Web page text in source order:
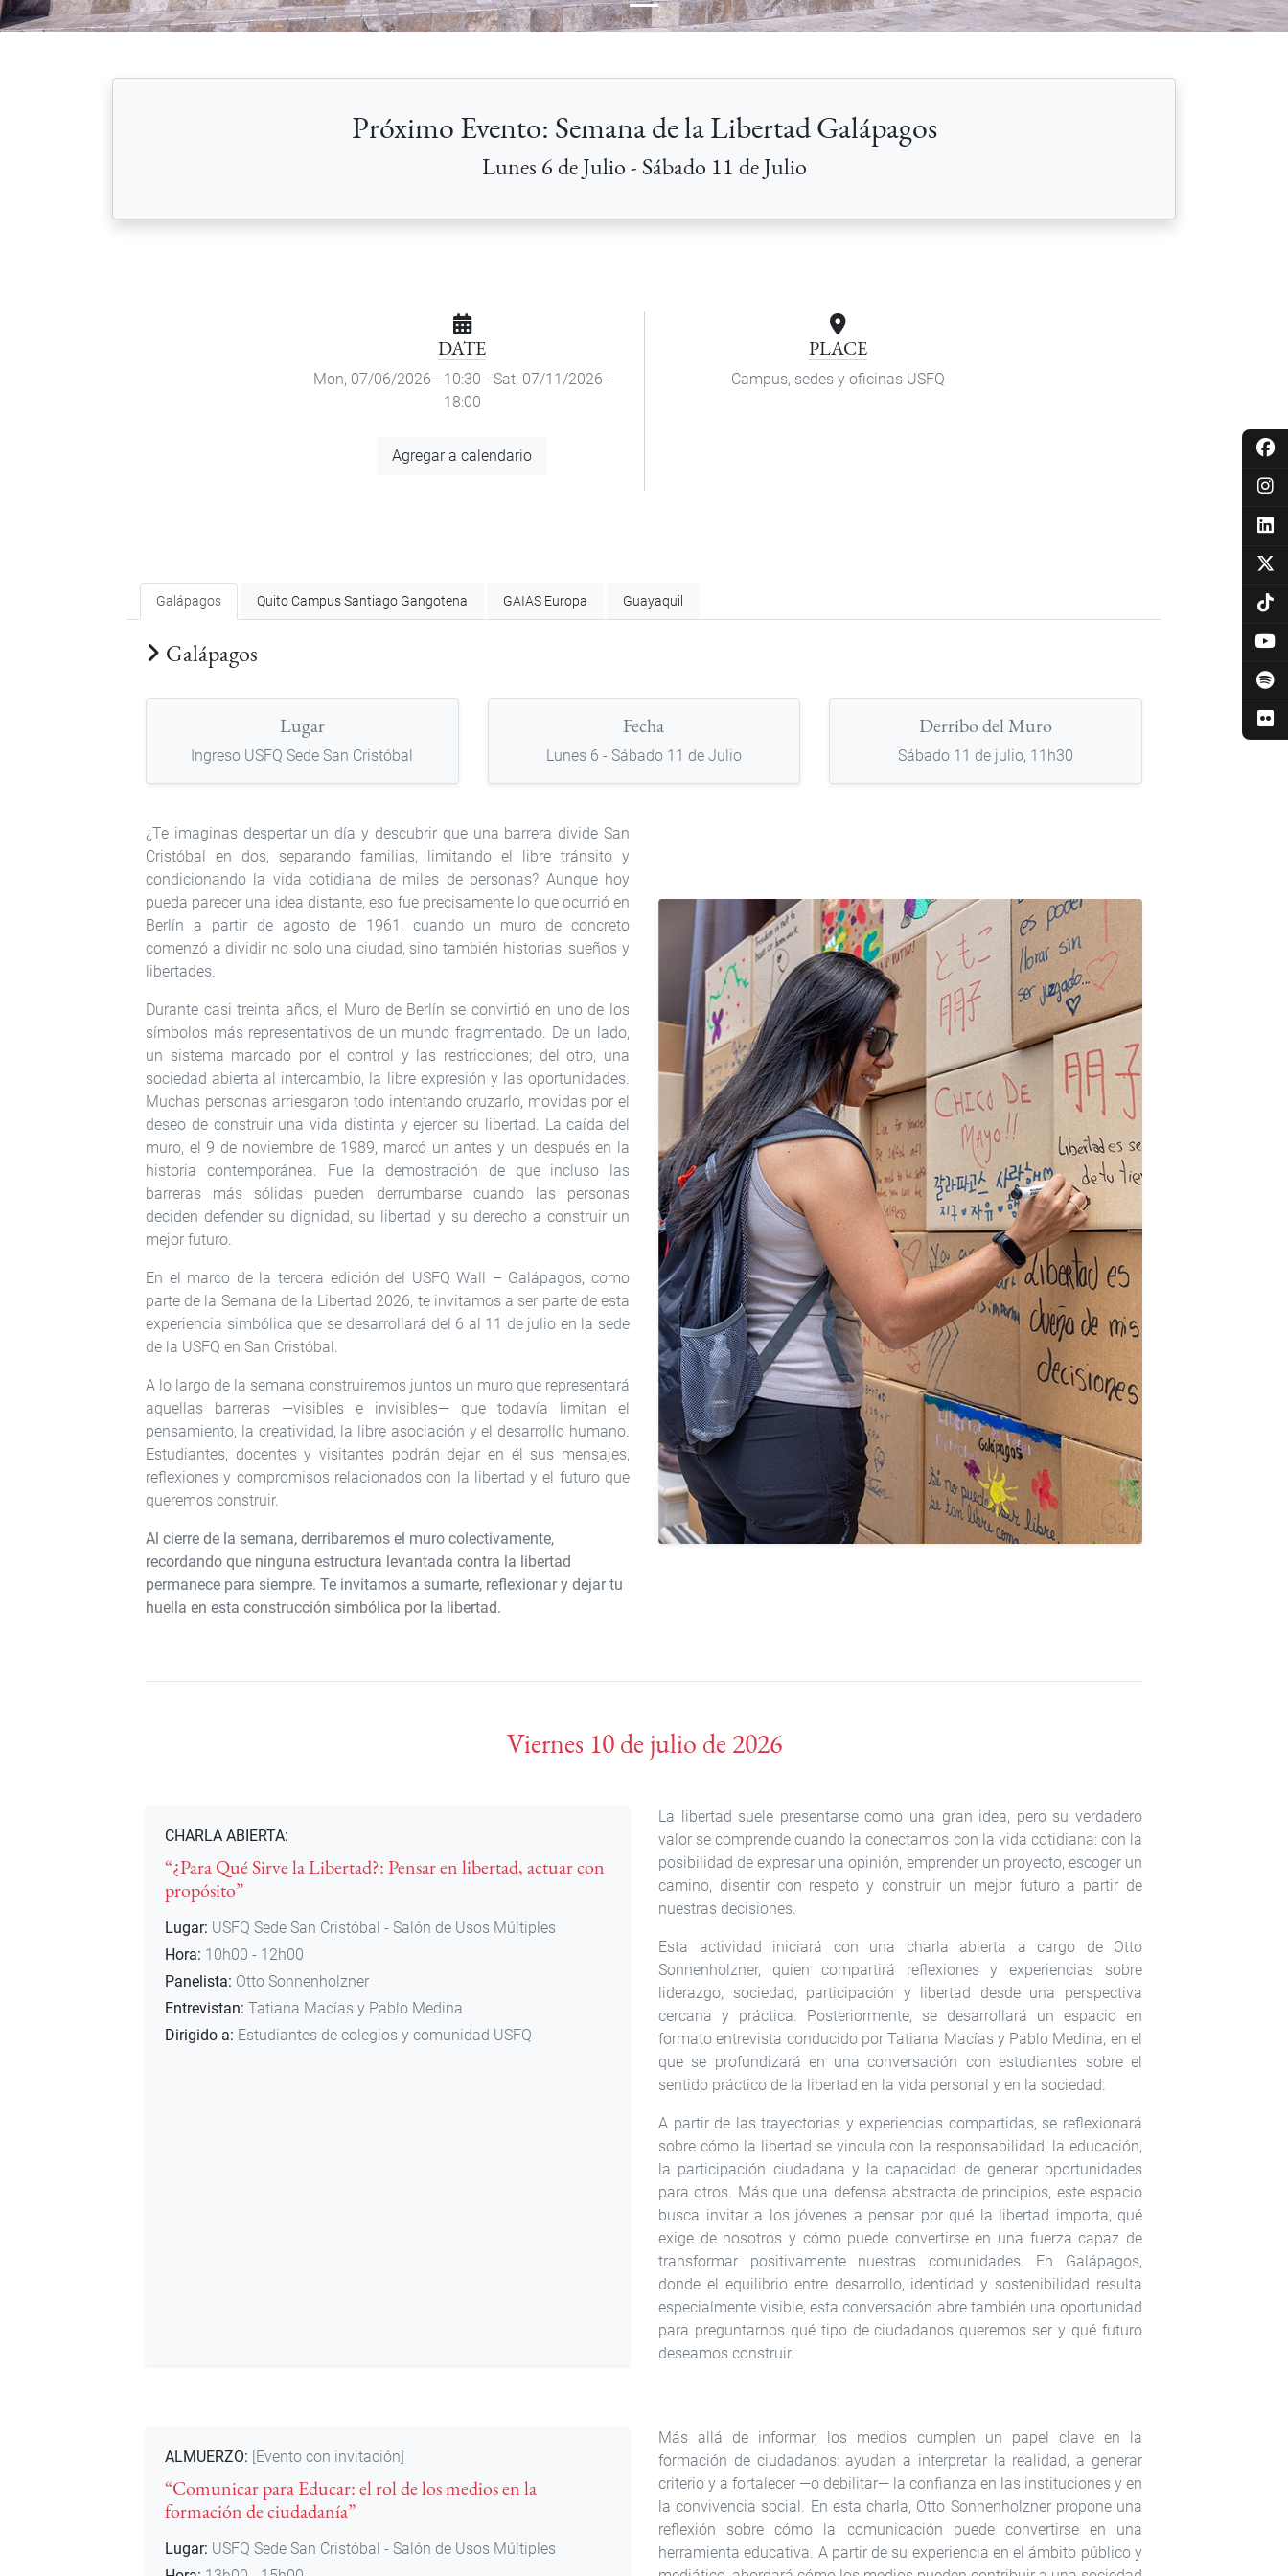
Próximo Evento: Semana de la Libertad Galápagos
Lunes 6 de Julio - Sábado 11 de Julio
DATE
Mon, 07/06/2026 - 10:30 - Sat, 07/11/2026 -
18:00
Agregar a calendario
PLACE
Campus, sedes y oficinas USFQ
Galápagos Quito Campus Santiago Gangotena GAIAS Europa Guayaquil
Galápagos
Lugar
Ingreso USFQ Sede San Cristóbal
Fecha
Lunes 6 - Sábado 11 de Julio
Derribo del Muro
Sábado 11 de julio, 11h30
¿Te imaginas despertar un día y descubrir que una barrera divide San
Cristóbal en dos, separando familias, limitando el libre tránsito y
condicionando la vida cotidiana de miles de personas? Aunque hoy
pueda parecer una idea distante, eso fue precisamente lo que ocurrió en
Berlín a partir de agosto de 1961, cuando un muro de concreto
comenzó a dividir no solo una ciudad, sino también historias, sueños y
libertades.
Durante casi treinta años, el Muro de Berlín se convirtió en uno de los
símbolos más representativos de un mundo fragmentado. De un lado,
un sistema marcado por el control y las restricciones; del otro, una
sociedad abierta al intercambio, la libre expresión y las oportunidades.
Muchas personas arriesgaron todo intentando cruzarlo, movidas por el
deseo de construir una vida distinta y ejercer su libertad. La caída del
muro, el 9 de noviembre de 1989, marcó un antes y un después en la
historia contemporánea. Fue la demostración de que incluso las
barreras más sólidas pueden derrumbarse cuando las personas
deciden defender su dignidad, su libertad y su derecho a construir un
mejor futuro.
En el marco de la tercera edición del USFQ Wall – Galápagos, como
parte de la Semana de la Libertad 2026, te invitamos a ser parte de esta
experiencia simbólica que se desarrollará del 6 al 11 de julio en la sede
de la USFQ en San Cristóbal.
A lo largo de la semana construiremos juntos un muro que representará
aquellas barreras —visibles e invisibles— que todavía limitan el
pensamiento, la creatividad, la libre asociación y el desarrollo humano.
Estudiantes, docentes y visitantes podrán dejar en él sus mensajes,
reflexiones y compromisos relacionados con la libertad y el futuro que
queremos construir.
Al cierre de la semana, derribaremos el muro colectivamente,
recordando que ninguna estructura levantada contra la libertad
permanece para siempre. Te invitamos a sumarte, reflexionar y dejar tu
huella en esta construcción simbólica por la libertad.
Viernes 10 de julio de 2026
CHARLA ABIERTA:
“¿Para Qué Sirve la Libertad?: Pensar en libertad, actuar con
propósito”
Lugar: USFQ Sede San Cristóbal - Salón de Usos Múltiples
Hora: 10h00 - 12h00
Panelista: Otto Sonnenholzner
Entrevistan: Tatiana Macías y Pablo Medina
Dirigido a: Estudiantes de colegios y comunidad USFQ
La libertad suele presentarse como una gran idea, pero su verdadero
valor se comprende cuando la conectamos con la vida cotidiana: con la
posibilidad de expresar una opinión, emprender un proyecto, escoger un
camino, disentir con respeto y construir un mejor futuro a partir de
nuestras decisiones.
Esta actividad iniciará con una charla abierta a cargo de Otto
Sonnenholzner, quien compartirá reflexiones y experiencias sobre
liderazgo, sociedad, participación y libertad desde una perspectiva
cercana y práctica. Posteriormente, se desarrollará un espacio en
formato entrevista conducido por Tatiana Macías y Pablo Medina, en el
que se profundizará en una conversación con estudiantes sobre el
sentido práctico de la libertad en la vida personal y en la sociedad.
A partir de las trayectorias y experiencias compartidas, se reflexionará
sobre cómo la libertad se vincula con la responsabilidad, la educación,
la participación ciudadana y la capacidad de generar oportunidades
para otros. Más que una defensa abstracta de principios, este espacio
busca invitar a los jóvenes a pensar por qué la libertad importa, qué
exige de nosotros y cómo puede convertirse en una fuerza capaz de
transformar positivamente nuestras comunidades. En Galápagos,
donde el equilibrio entre desarrollo, identidad y sostenibilidad resulta
especialmente visible, esta conversación abre también una oportunidad
para preguntarnos qué tipo de ciudadanos queremos ser y qué futuro
deseamos construir.
ALMUERZO: [Evento con invitación]
“Comunicar para Educar: el rol de los medios en la
formación de ciudadanía”
Lugar: USFQ Sede San Cristóbal - Salón de Usos Múltiples
Más allá de informar, los medios cumplen un papel clave en la
formación de ciudadanos: ayudan a interpretar la realidad, a generar
criterio y a fortalecer —o debilitar— la confianza en las instituciones y en
la convivencia social. En esta charla, Otto Sonnenholzner propone una
reflexión sobre cómo la comunicación puede convertirse en una
herramienta educativa. A partir de su experiencia en el ámbito público y